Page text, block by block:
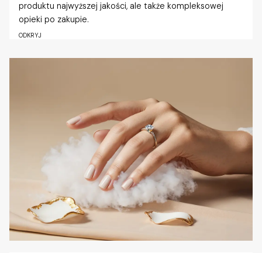
produktu najwyższej jakości, ale także kompleksowej
opieki po zakupie.
ODKRYJ